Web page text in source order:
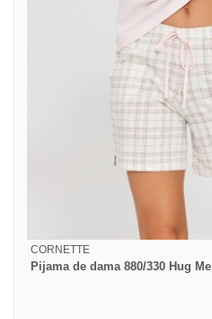
CORNETTE
Pijama de dama 880/330 Hug Me